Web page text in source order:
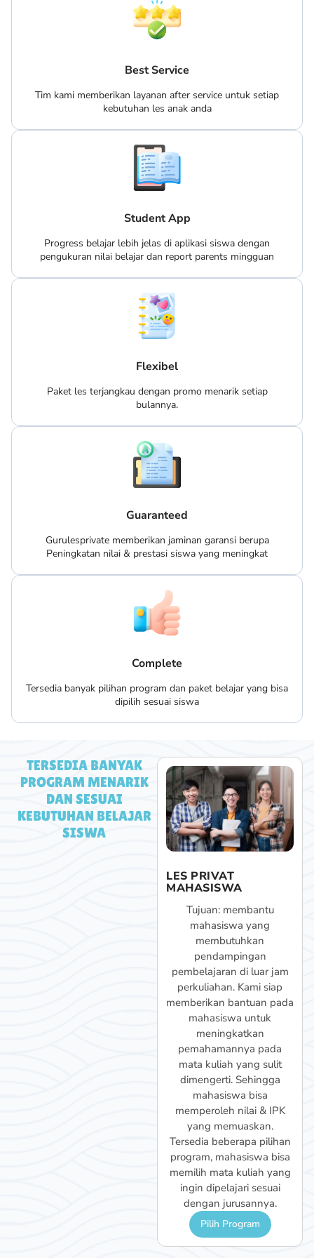
Best Service
Tim kami memberikan layanan after service untuk setiap
kebutuhan les anak anda
Student App
Progress belajar lebih jelas di aplikasi siswa dengan
pengukuran nilai belajar dan report parents mingguan
Flexibel
Paket les terjangkau dengan promo menarik setiap
bulannya.
Guaranteed
Gurulesprivate memberikan jaminan garansi berupa
Peningkatan nilai & prestasi siswa yang meningkat
Complete
Tersedia banyak pilihan program dan paket belajar yang bisa
dipilih sesuai siswa
TERSEDIA BANYAK
PROGRAM MENARIK
DAN SESUAI
KEBUTUHAN BELAJAR
SISWA
LES PRIVAT
MAHASISWA
Tujuan: membantu
mahasiswa yang
membutuhkan
pendampingan
pembelajaran di luar jam
perkuliahan. Kami siap
memberikan bantuan pada
mahasiswa untuk
meningkatkan
pemahamannya pada
mata kuliah yang sulit
dimengerti. Sehingga
mahasiswa bisa
memperoleh nilai & IPK
yang memuaskan.
Tersedia beberapa pilihan
program, mahasiswa bisa
memilih mata kuliah yang
ingin dipelajari sesuai
dengan jurusannya.
Pilih Program